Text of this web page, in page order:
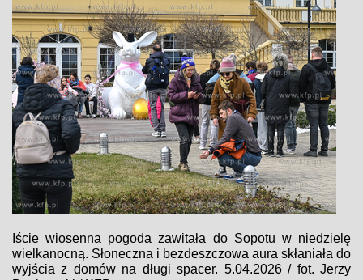
Iście wiosenna pogoda zawitała do Sopotu w niedzielę
wielkanocną. Słoneczna i bezdeszczowa aura skłaniała do
wyjścia z domów na długi spacer. 5.04.2026 / fot. Jerzy